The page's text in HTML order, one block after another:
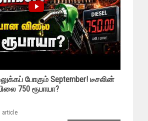
போகும் September! டீசலின்
750 ரூபாயா?
article